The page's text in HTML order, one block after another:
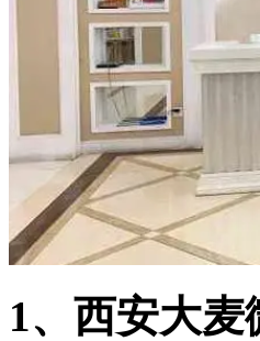
1、西安大